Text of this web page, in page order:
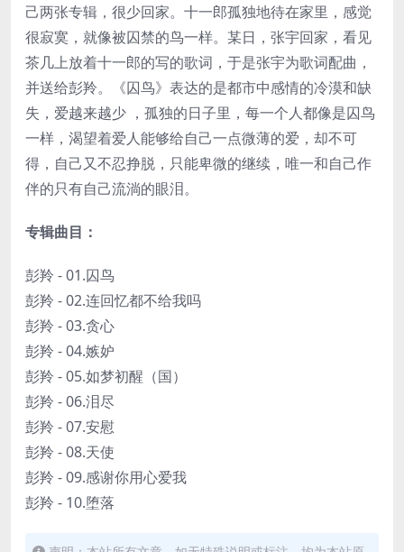
己两张专辑，很少回家。十一郎孤独地待在家里，感觉
很寂寞，就像被囚禁的鸟一样。某日，张宇回家，看见
茶几上放着十一郎的写的歌词，于是张宇为歌词配曲，
并送给彭羚。《囚鸟》表达的是都市中感情的冷漠和缺
失，爱越来越少 ，孤独的日子里，每一个人都像是囚鸟
一样，渴望着爱人能够给自己一点微薄的爱，却不可
得，自己又不忍挣脱，只能卑微的继续，唯一和自己作
伴的只有自己流淌的眼泪。
专辑曲目：
彭羚 - 01.囚鸟
彭羚 - 02.连回忆都不给我吗
彭羚 - 03.贪心
彭羚 - 04.嫉妒
彭羚 - 05.如梦初醒（国）
彭羚 - 06.泪尽
彭羚 - 07.安慰
彭羚 - 08.天使
彭羚 - 09.感谢你用心爱我
彭羚 - 10.堕落